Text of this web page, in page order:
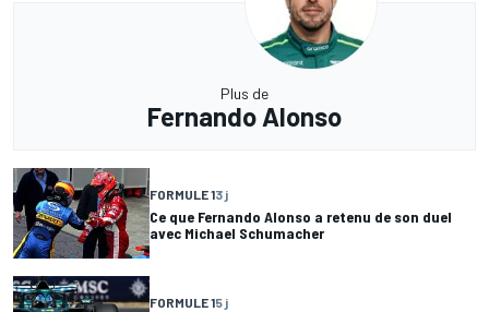
Plus de
Fernando Alonso
FORMULE 13 j
Ce que Fernando Alonso a retenu de son duel
avec Michael Schumacher
FORMULE 15 j